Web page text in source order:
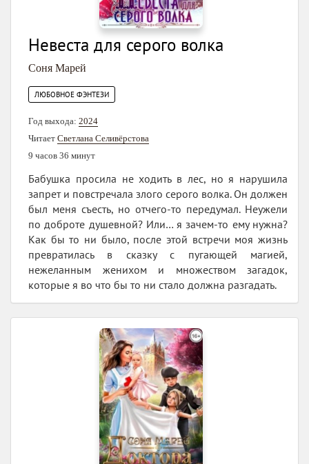
Невеста для серого волка
Соня Марей
ЛЮБОВНОЕ ФЭНТЕЗИ
Год выхода: 2024
Читает Светлана Селивёрстова
9 часов 36 минут
Бабушка просила не ходить в лес, но я нарушила
запрет и повстречала злого серого волка. Он должен
был меня съесть, но отчего-то передумал. Неужели
по доброте душевной? Или… я зачем-то ему нужна?
Как бы то ни было, после этой встречи моя жизнь
превратилась в сказку с пугающей магией,
нежеланным женихом и множеством загадок,
которые я во что бы то ни стало должна разгадать.